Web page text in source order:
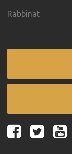
Rabbinat